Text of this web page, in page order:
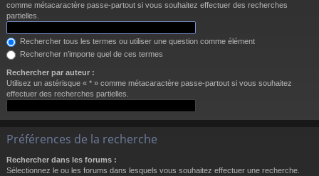
comme métacaractère passe-partout si vous souhaitez effectuer des recherches
partielles.
Rechercher tous les termes ou utiliser une question comme élément
Rechercher n’importe quel de ces termes
Rechercher par auteur :
Utilisez un astérisque « * » comme métacaractère passe-partout si vous souhaitez
effectuer des recherches partielles.
Préférences de la recherche
Rechercher dans les forums :
Sélectionnez le ou les forums dans lesquels vous souhaitez effectuer une recherche.